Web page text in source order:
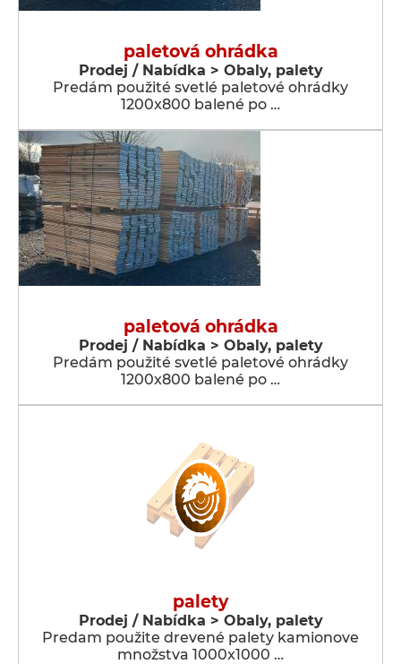
paletová ohrádka
Prodej / Nabídka > Obaly, palety
Predám použité svetlé paletové ohrádky
1200x800 balené po …
paletová ohrádka
Prodej / Nabídka > Obaly, palety
Predám použité svetlé paletové ohrádky
1200x800 balené po …
palety
Prodej / Nabídka > Obaly, palety
Predam použite drevené palety kamionove
množstva 1000x1000 …